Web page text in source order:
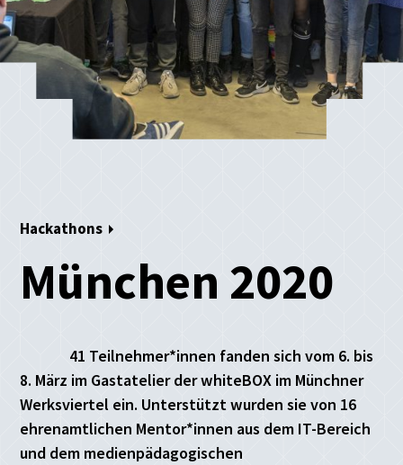
Hackathons
München 2020
41 Teilnehmer*innen fanden sich vom 6. bis
8. März im Gastatelier der whiteBOX im Münchner
Werksviertel ein. Unterstützt wurden sie von 16
ehrenamtlichen Mentor*innen aus dem IT-Bereich
und dem medienpädagogischen